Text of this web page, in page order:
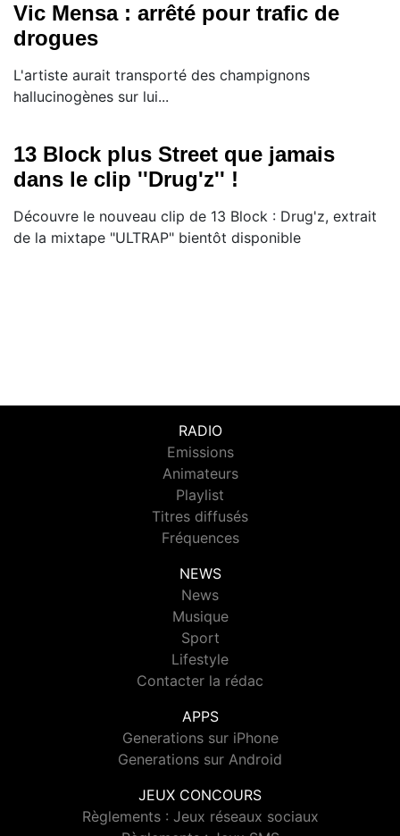
Vic Mensa : arrêté pour trafic de
drogues
L'artiste aurait transporté des champignons
hallucinogènes sur lui...
13 Block plus Street que jamais
dans le clip ''Drug'z'' !
Découvre le nouveau clip de 13 Block : Drug'z, extrait
de la mixtape ‪"ULTRAP‬" bientôt disponible
RADIO
Emissions
Animateurs
Playlist
Titres diffusés
Fréquences
NEWS
News
Musique
Sport
Lifestyle
Contacter la rédac
APPS
Generations sur iPhone
Generations sur Android
JEUX CONCOURS
Règlements : Jeux réseaux sociaux